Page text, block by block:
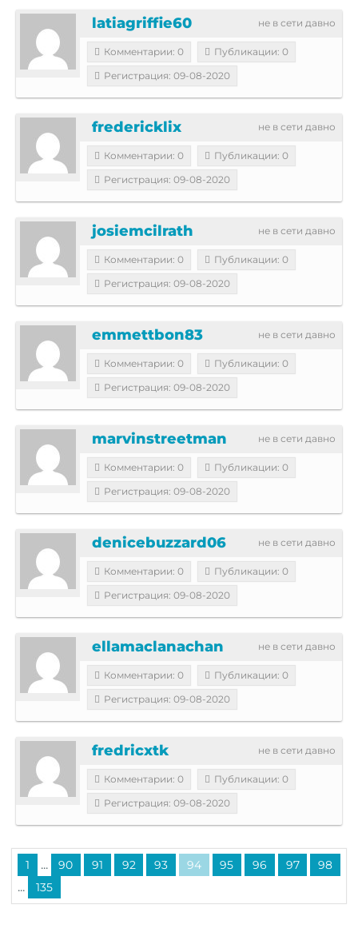
не в сети давно
latiagriffie60
Комментарии: 0
Публикации: 0
Регистрация: 09-08-2020
не в сети давно
fredericklix
Комментарии: 0
Публикации: 0
Регистрация: 09-08-2020
не в сети давно
josiemcilrath
Комментарии: 0
Публикации: 0
Регистрация: 09-08-2020
не в сети давно
emmettbon83
Комментарии: 0
Публикации: 0
Регистрация: 09-08-2020
не в сети давно
marvinstreetman
Комментарии: 0
Публикации: 0
Регистрация: 09-08-2020
не в сети давно
denicebuzzard06
Комментарии: 0
Публикации: 0
Регистрация: 09-08-2020
не в сети давно
ellamaclanachan
Комментарии: 0
Публикации: 0
Регистрация: 09-08-2020
не в сети давно
fredricxtk
Комментарии: 0
Публикации: 0
Регистрация: 09-08-2020
1 ... 90 91 92 93 94 95 96 97 98
... 135